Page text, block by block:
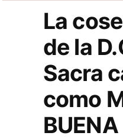
La
de la
Sacra
como
BUENA